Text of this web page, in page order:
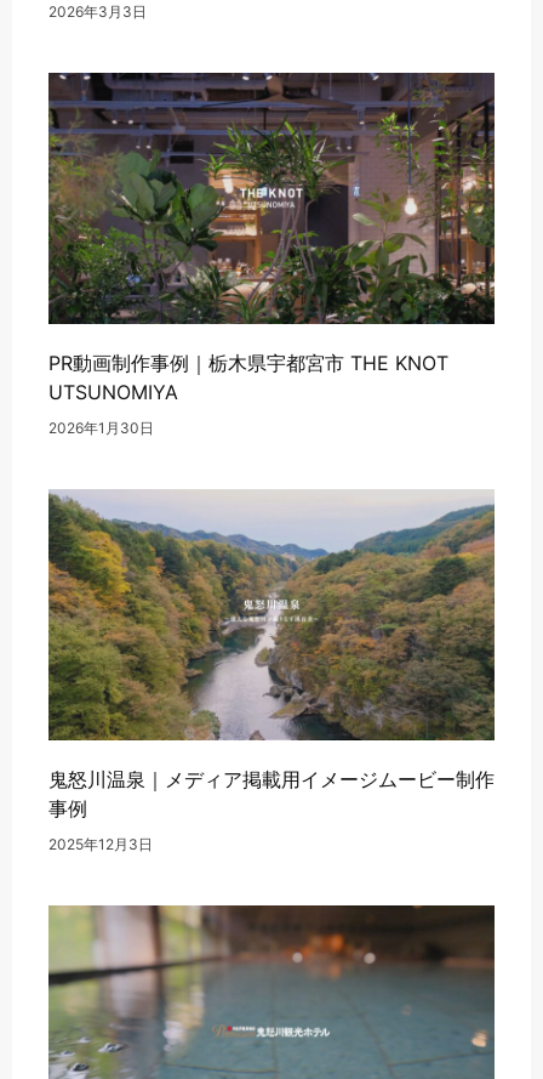
2026年3月3日
PR動画制作事例｜栃木県宇都宮市 THE KNOT
UTSUNOMIYA
2026年1月30日
鬼怒川温泉｜メディア掲載用イメージムービー制作
事例
2025年12月3日